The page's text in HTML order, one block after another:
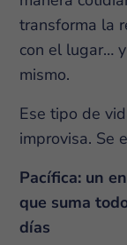
transforma la
con el lugar…
mismo.
Ese tipo de
improvisa. Se
Pacífica: un
que suma
días